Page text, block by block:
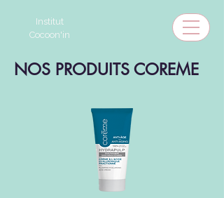
Institut
Cocoon'in
NOS PRODUITS COREME